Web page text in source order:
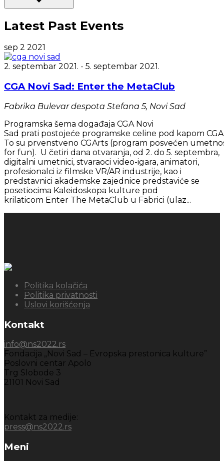
Latest Past Events
sep 2 2021
2. septembar 2021. - 5. septembar 2021.
CGA Novi Sad: Enter the MetaClub
Fabrika Bulevar despota Stefana 5, Novi Sad
Programska šema događaja CGA Novi
Sad prati postojeće programske celine pod kapom
To su prvenstveno CGArts (program posvećen
for fun). U četiri dana otvaranja, od 2. do 5. septembra,
digitalni umetnici, stvaraoci video-igara, animatori,
profesionalci iz filmske VR/AR industrije, kao i
predstavnici akademske zajednice predstaviće se
posetiocima Kaleidoskopa kulture pod
krilaticom Enter The MetaClub u Fabrici (ulaz...
Politika kolačića
Politika privatnosti
Uslovi korišćenja
Kontakt
info@ns2022.rs
Fondacija „Novi Sad – Evropska prestonica kulture”
Poslovni centar Apolo
Trg Slobode 3
21101 Novi Sad
Kontakt za medije:
press@ns2022.rs
Meni